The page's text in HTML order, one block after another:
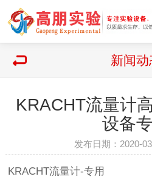
新闻动
KRACHT流量计
设备
发布日期：2020-
KRACHT流量计-专用